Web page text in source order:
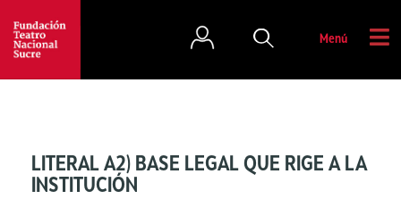
Menú
LITERAL A2) BASE LEGAL QUE RIGE A LA
INSTITUCIÓN